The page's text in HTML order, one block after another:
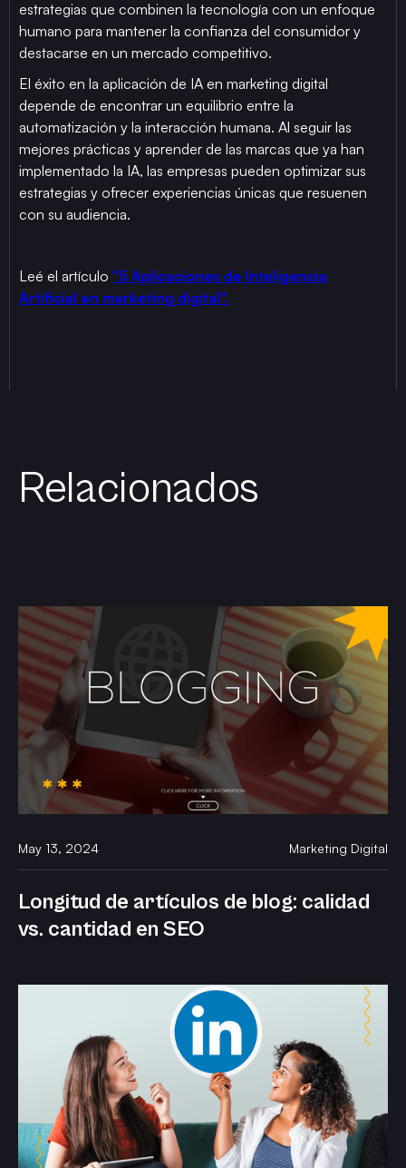
estrategias que combinen la tecnología con un enfoque
humano para mantener la confianza del consumidor y
destacarse en un mercado competitivo.
El éxito en la aplicación de IA en marketing digital
depende de encontrar un equilibrio entre la
automatización y la interacción humana. Al seguir las
mejores prácticas y aprender de las marcas que ya han
implementado la IA, las empresas pueden optimizar sus
estrategias y ofrecer experiencias únicas que resuenen
con su audiencia.
Leé el artículo "5 Aplicaciones de Inteligencia
Artificial en marketing digital".
Relacionados
May 13, 2024 Marketing Digital
Longitud de artículos de blog: calidad
vs. cantidad en SEO